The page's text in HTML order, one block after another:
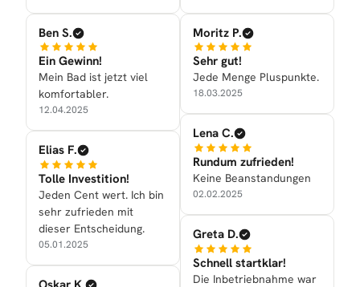
Ben S.
Ein Gewinn!
Mein Bad ist jetzt viel
komfortabler.
12.04.2025
Elias F.
Tolle Investition!
Jeden Cent wert. Ich bin
sehr zufrieden mit
dieser Entscheidung.
05.01.2025
Moritz P.
Sehr gut!
Jede Menge Pluspunkte.
18.03.2025
Lena C.
Rundum zufrieden!
Keine Beanstandungen
02.02.2025
Greta D.
Schnell startklar!
Die Inbetriebnahme war